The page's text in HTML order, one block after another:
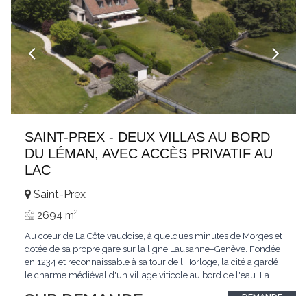
SAINT-PREX - DEUX VILLAS AU BORD
DU LÉMAN, AVEC ACCÈS PRIVATIF AU
LAC
Saint-Prex
2694 m2
Au cœur de La Côte vaudoise, à quelques minutes de Morges et
dotée de sa propre gare sur la ligne Lausanne–Genève. Fondée
en 1234 et reconnaissable à sa tour de l'Horloge, la cité a gardé
le charme médiéval d'un village viticole au bord de l'eau. La